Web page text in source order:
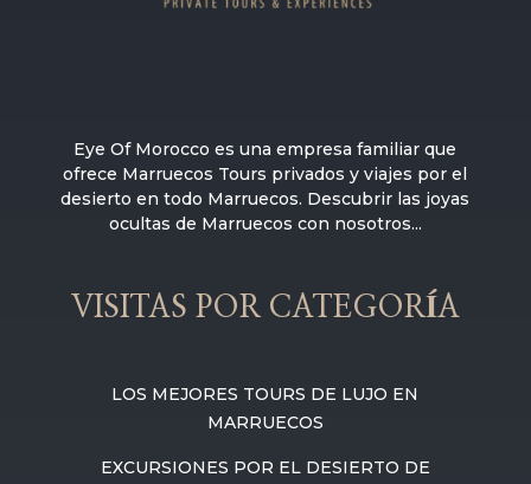
Eye Of Morocco es una empresa familiar que
ofrece Marruecos Tours privados y viajes por el
desierto en todo Marruecos. Descubrir las joyas
ocultas de Marruecos con nosotros...
VISITAS POR CATEGORÍA
LOS MEJORES TOURS DE LUJO EN
MARRUECOS
EXCURSIONES POR EL DESIERTO DE